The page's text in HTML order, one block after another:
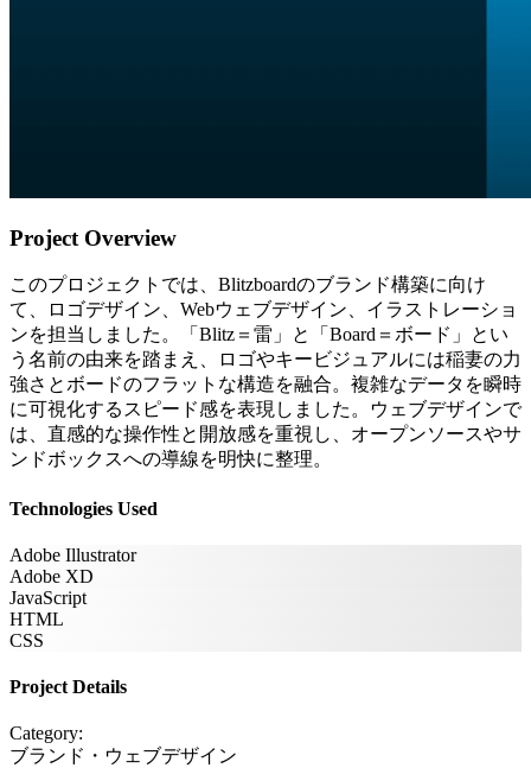
Project Overview
このプロジェクトでは、Blitzboardのブランド構築に向け
て、ロゴデザイン、Webウェブデザイン、イラストレーショ
ンを担当しました。「Blitz＝雷」と「Board＝ボード」とい
う名前の由来を踏まえ、ロゴやキービジュアルには稲妻の力
強さとボードのフラットな構造を融合。複雑なデータを瞬時
に可視化するスピード感を表現しました。ウェブデザインで
は、直感的な操作性と開放感を重視し、オープンソースやサ
ンドボックスへの導線を明快に整理。
Technologies Used
Adobe Illustrator
Adobe XD
JavaScript
HTML
CSS
Project Details
Category:
ブランド・ウェブデザイン